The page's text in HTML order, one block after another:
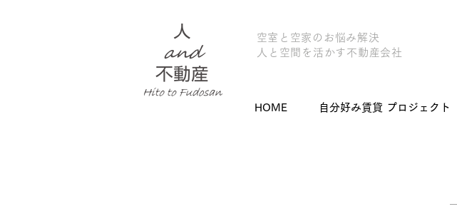
​空室と空家のお悩み解決
人と空間を活かす不動産会社
HOME 自分好み賃貸 プロジェクト